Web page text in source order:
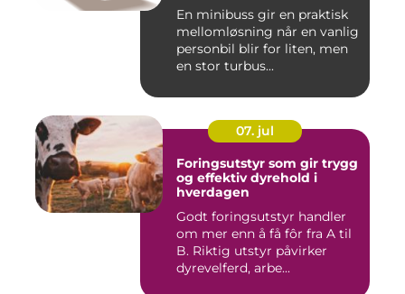
En minibuss gir en praktisk
mellomløsning når en vanlig
personbil blir for liten, men
en stor turbus...
07. jul
Foringsutstyr som gir trygg
og effektiv dyrehold i
hverdagen
Godt foringsutstyr handler
om mer enn å få fôr fra A til
B. Riktig utstyr påvirker
dyrevelferd, arbe...